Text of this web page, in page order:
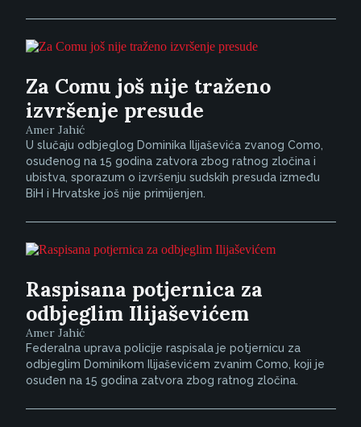
Za Comu još nije traženo
izvršenje presude
Amer Jahić
U slučaju odbjeglog Dominika Ilijaševića zvanog Como,
osuđenog na 15 godina zatvora zbog ratnog zločina i
ubistva, sporazum o izvršenju sudskih presuda između
BiH i Hrvatske još nije primijenjen.
Raspisana potjernica za
odbjeglim Ilijaševićem
Amer Jahić
Federalna uprava policije raspisala je potjernicu za
odbjeglim Dominikom Ilijaševićem zvanim Como, koji je
osuđen na 15 godina zatvora zbog ratnog zločina.